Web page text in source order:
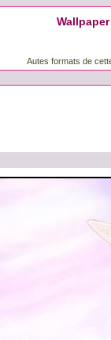
Autes formats de